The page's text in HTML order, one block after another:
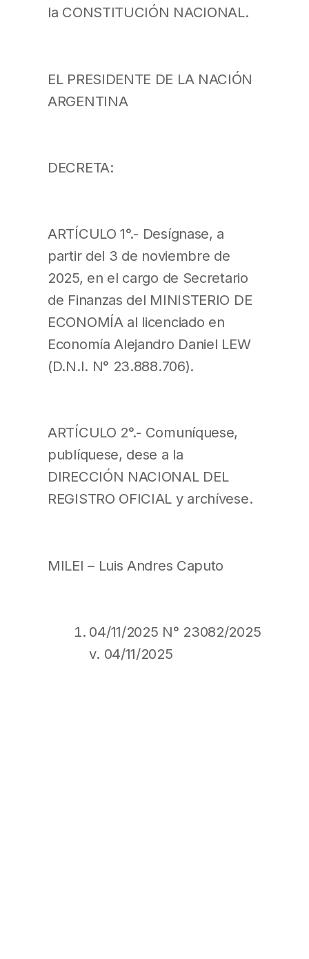
la CONSTITUCIÓN NACIONAL.
EL PRESIDENTE DE LA NACIÓN
ARGENTINA
DECRETA:
ARTÍCULO 1°.- Desígnase, a
partir del 3 de noviembre de
2025, en el cargo de Secretario
de Finanzas del MINISTERIO DE
ECONOMÍA al licenciado en
Economía Alejandro Daniel LEW
(D.N.I. N° 23.888.706).
ARTÍCULO 2°.- Comuníquese,
publíquese, dese a la
DIRECCIÓN NACIONAL DEL
REGISTRO OFICIAL y archívese.
MILEI – Luis Andres Caputo
04/11/2025 N° 23082/2025
v. 04/11/2025